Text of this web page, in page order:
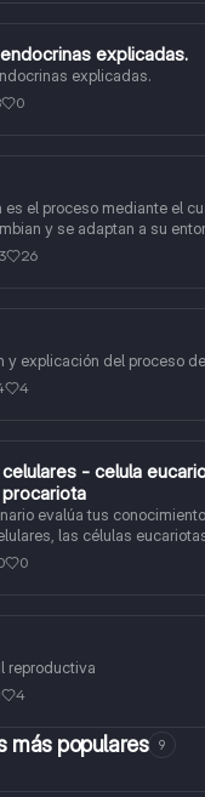
explicadas.
explicadas.
0
es el proceso mediante el
y se adaptan a su
26
y explicación del proceso
4
- celula
evalúa tus
las células
células procariotas.
0
reproductiva
4
más populares 9